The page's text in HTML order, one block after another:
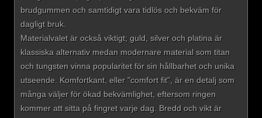
brudgummen och samtidigt vara tidlös och bekväm för
dagligt bruk.
Materialvalet är också viktigt; guld, silver och platina är
klassiska alternativ medan modernare material som titan
och tungsten vinna popularitet för sin hållbarhet och unika
utseende. Komfortkant, eller "comfort fit", är en detalj som
många väljer för ökad bekvämlighet, eftersom ringen
kommer att sitta på fingret varje dag. Bredd och vikt är